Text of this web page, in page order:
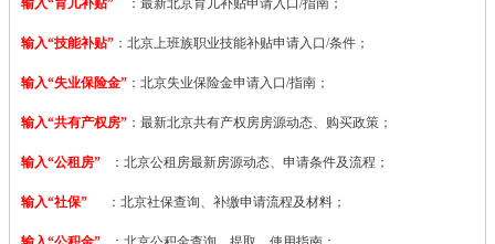
输入“育儿补贴” ：最新北京育儿补贴申请入口/指南；
输入“技能补贴” ： 北京上班族职业技能补贴申请入口/条件；
输入“失业保险金” ：北京失业保险金申请入口/指南；
输入“共有产权房” ：最新北京共有产权房房源动态、购买政策；
输入“公租房” ：北京公租房最新房源动态、申请条件及流程；
输入“社保” ：北京社保查询、补缴申请流程及材料；